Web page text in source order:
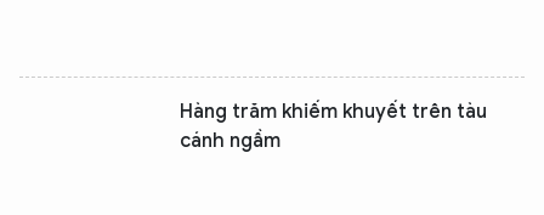
Hàng trăm khiếm khuyết trên tàu
cánh ngầm